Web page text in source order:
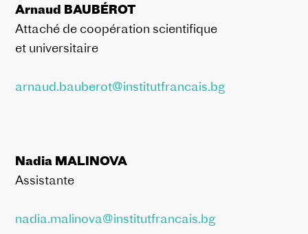
Arnaud BAUBÉROT
Attaché de coopération scientifique
et universitaire
arnaud.bauberot@institutfrancais.bg
Nadia MALINOVA
Assistante
nadia.malinova@institutfrancais.bg